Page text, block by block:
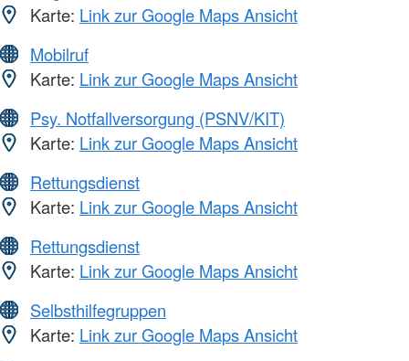
Karte: Link zur Google Maps Ansicht
Mobilruf
Karte: Link zur Google Maps Ansicht
Psy. Notfallversorgung (PSNV/KIT)
Karte: Link zur Google Maps Ansicht
Rettungsdienst
Karte: Link zur Google Maps Ansicht
Rettungsdienst
Karte: Link zur Google Maps Ansicht
Selbsthilfegruppen
Karte: Link zur Google Maps Ansicht